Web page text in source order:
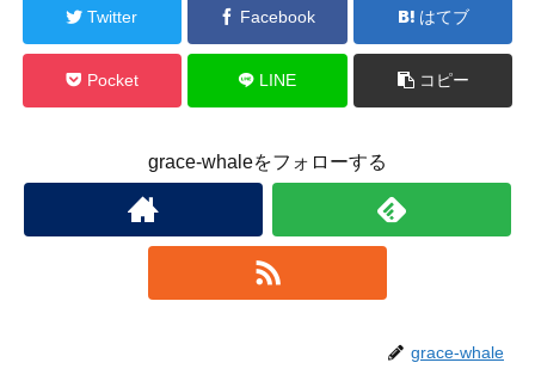
Twitter Facebook はてブ
Pocket LINE コピー
grace-whaleをフォローする
grace-whale